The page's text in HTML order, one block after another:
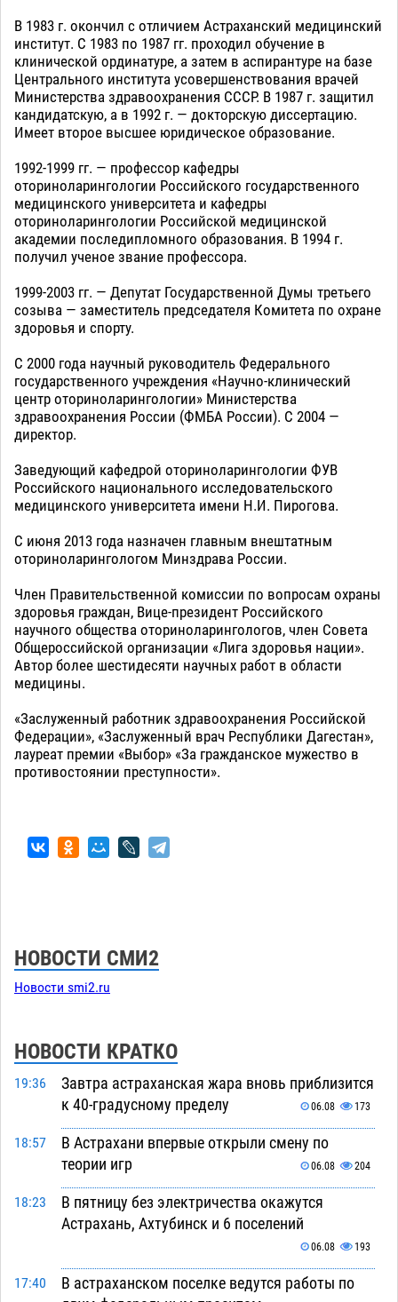
В 1983 г. окончил с отличием Астраханский медицинский
институт. С 1983 по 1987 гг. проходил обучение в
клинической ординатуре, а затем в аспирантуре на базе
Центрального института усовершенствования врачей
Министерства здравоохранения СССР. В 1987 г. защитил
кандидатскую, а в 1992 г. — докторскую диссертацию.
Имеет второе высшее юридическое образование.
1992-1999 гг. — профессор кафедры
оториноларингологии Российского государственного
медицинского университета и кафедры
оториноларингологии Российской медицинской
академии последипломного образования. В 1994 г.
получил ученое звание профессора.
1999-2003 гг. — Депутат Государственной Думы третьего
созыва — заместитель председателя Комитета по охране
здоровья и спорту.
С 2000 года научный руководитель Федерального
государственного учреждения «Научно-клинический
центр оториноларингологии» Министерства
здравоохранения России (ФМБА России). С 2004 —
директор.
Заведующий кафедрой оториноларингологии ФУВ
Российского национального исследовательского
медицинского университета имени Н.И. Пирогова.
С июня 2013 года назначен главным внештатным
оториноларингологом Минздрава России.
Член Правительственной комиссии по вопросам охраны
здоровья граждан, Вице-президент Российского
научного общества оториноларингологов, член Совета
Общероссийской организации «Лига здоровья нации».
Автор более шестидесяти научных работ в области
медицины.
«Заслуженный работник здравоохранения Российской
Федерации», «Заслуженный врач Республики Дагестан»,
лауреат премии «Выбор» «За гражданское мужество в
противостоянии преступности».
НОВОСТИ СМИ2
Новости smi2.ru
НОВОСТИ КРАТКО
19:36
Завтра астраханская жара вновь приблизится
к 40-градусному пределу
06.08 173
18:57
В Астрахани впервые открыли смену по
теории игр
06.08 204
18:23
В пятницу без электричества окажутся
Астрахань, Ахтубинск и 6 поселений
06.08 193
17:40
В астраханском поселке ведутся работы по